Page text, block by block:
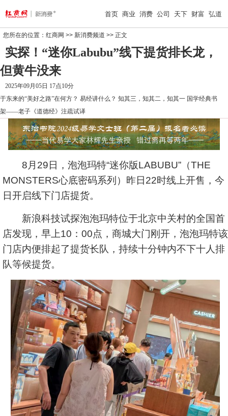
首页 商业 消费 公司 天下 财富 弘道
您所在的位置： 红商网 >> 新消费频道 >> 正文
实探！“迷你Labubu”线下提货排长龙，
但黄牛没来
2025年09月05日 17点10分
于东来的“美好之路”在何方？ 易经讲什么？ 知其三，知其二，知其一 国学经典书
架——老子《道德经》注疏试译
8月29日，泡泡玛特“迷你版LABUBU”（THE
MONSTERS心底密码系列）昨日22时线上开售，今
日开启线下门店提货。
新浪科技试探泡泡玛特位于北京中关村的全国首
店发现，早上10：00点，商城大门刚开，泡泡玛特该
门店内便排起了提货长队，持续十分钟内不下十人排
队等候提货。